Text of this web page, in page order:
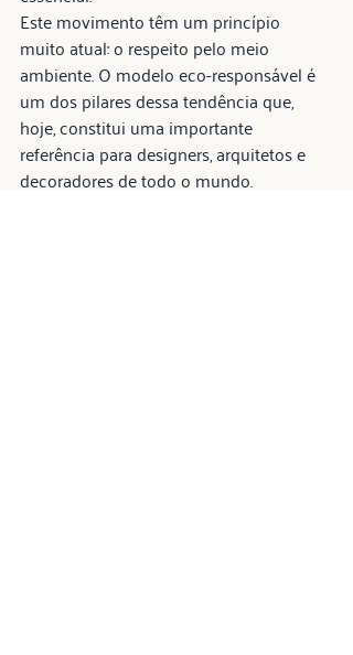
Este movimento têm um princípio
muito atual: o respeito pelo meio
ambiente. O modelo eco-responsável é
um dos pilares dessa tendência que,
hoje, constitui uma importante
referência para designers, arquitetos e
decoradores de todo o mundo.